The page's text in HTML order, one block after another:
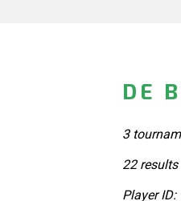
DE
3
22 results
Player